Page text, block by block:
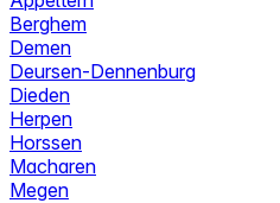
Berghem
Demen
Deursen-Dennenburg
Dieden
Herpen
Horssen
Macharen
Megen